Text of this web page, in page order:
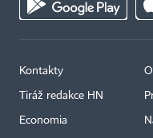
Kontakty
Tiráž redakce HN
Economia